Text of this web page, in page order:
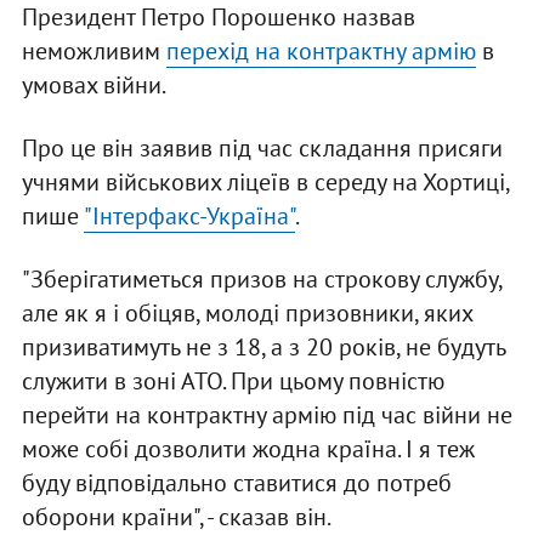
Президент Петро Порошенко назвав
неможливим перехід на контрактну арміюв
умовах війни.
Про це він заявив під час складання присяги
учнями військових ліцеїв в середу на Хортиці,
пише"Інтерфакс-Україна".
"Зберігатиметься призов на строкову службу,
але як я і обіцяв, молоді призовники, яких
призиватимуть не з 18, а з 20 років, не будуть
служити в зоні АТО. При цьому повністю
перейти на контрактну армію під час війни не
може собі дозволити жодна країна. І я теж
буду відповідально ставитися до потреб
оборони країни", - сказав він.